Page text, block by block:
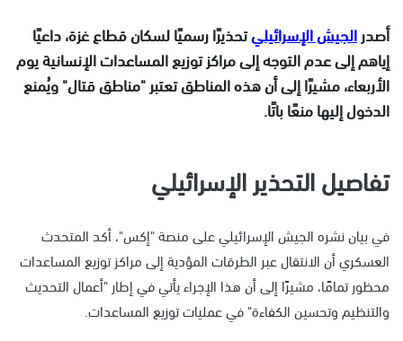
أصدرالجيش الإسرائيليتحذيرًا رسميًا لسكان قطاع غزة، داعيًا
إياهم إلى عدم التوجه إلى مراكز توزيع المساعدات الإنسانية يوم
الأربعاء، مشيرًا إلى أن هذه المناطق تعتبر "مناطق قتال" ويُمنع
الدخول إليها منعًا باتًا.
تفاصيل التحذير الإسرائيلي
في بيان نشره الجيش الإسرائيلي على منصة "إكس"، أكد المتحدث
العسكري أن الانتقال عبر الطرقات المؤدية إلى مراكز توزيع المساعدات
محظور تمامًا، مشيرًا إلى أن هذا الإجراء يأتي في إطار "أعمال التحديث
والتنظيم وتحسين الكفاءة" في عمليات توزيع المساعدات.